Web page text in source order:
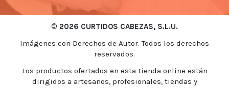
© 2026 CURTIDOS CABEZAS, S.L.U.
Imágenes con Derechos de Autor. Todos los derechos
reservados.
Los productos ofertados en esta tienda online están
dirigidos a artesanos, profesionales, tiendas y